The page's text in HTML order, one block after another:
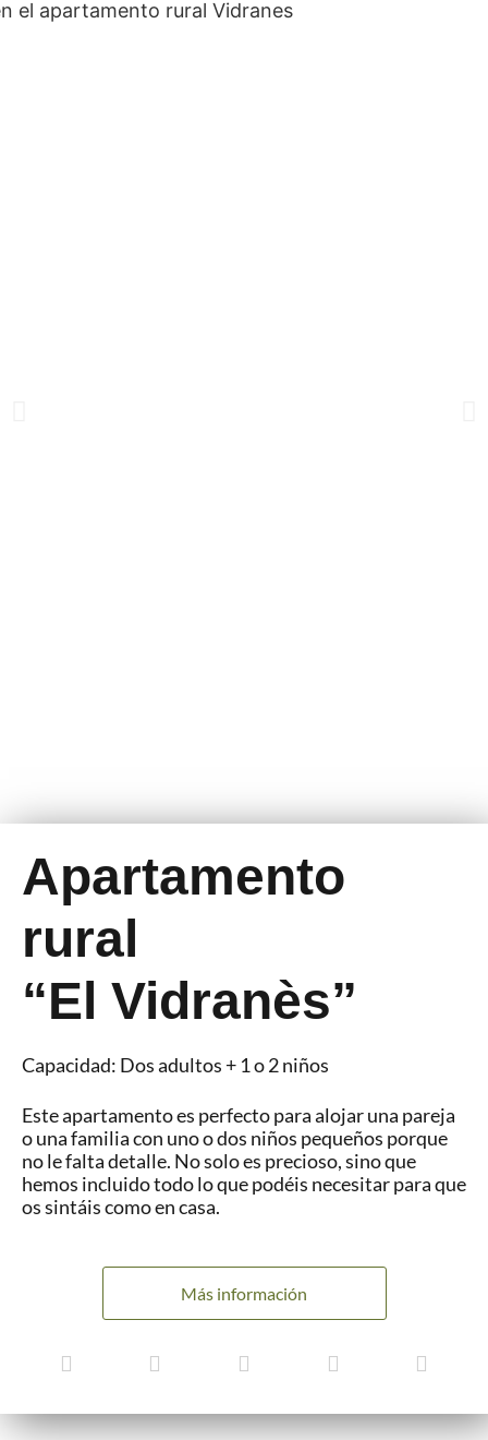
Apartamento
rural
“El Vidranès”
Capacidad: Dos adultos + 1 o 2 niños
Este apartamento es perfecto para alojar una pareja
o una familia con uno o dos niños pequeños porque
no le falta detalle. No solo es precioso, sino que
hemos incluido todo lo que podéis necesitar para que
os sintáis como en casa.
Más información